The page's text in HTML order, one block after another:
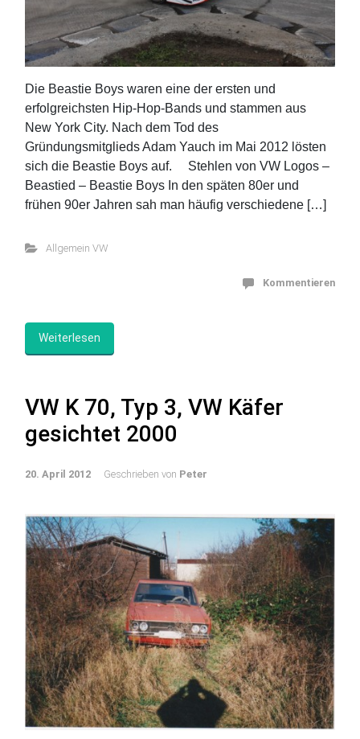
Die Beastie Boys waren eine der ersten und
erfolgreichsten Hip-Hop-Bands und stammen aus
New York City. Nach dem Tod des
Gründungsmitglieds Adam Yauch im Mai 2012 lösten
sich die Beastie Boys auf. Stehlen von VW Logos –
Beastied – Beastie Boys In den späten 80er und
frühen 90er Jahren sah man häufig verschiedene […]
Allgemein VW
Kommentieren
Weiterlesen
VW K 70, Typ 3, VW Käfer
gesichtet 2000
20. April 2012 Geschrieben von Peter